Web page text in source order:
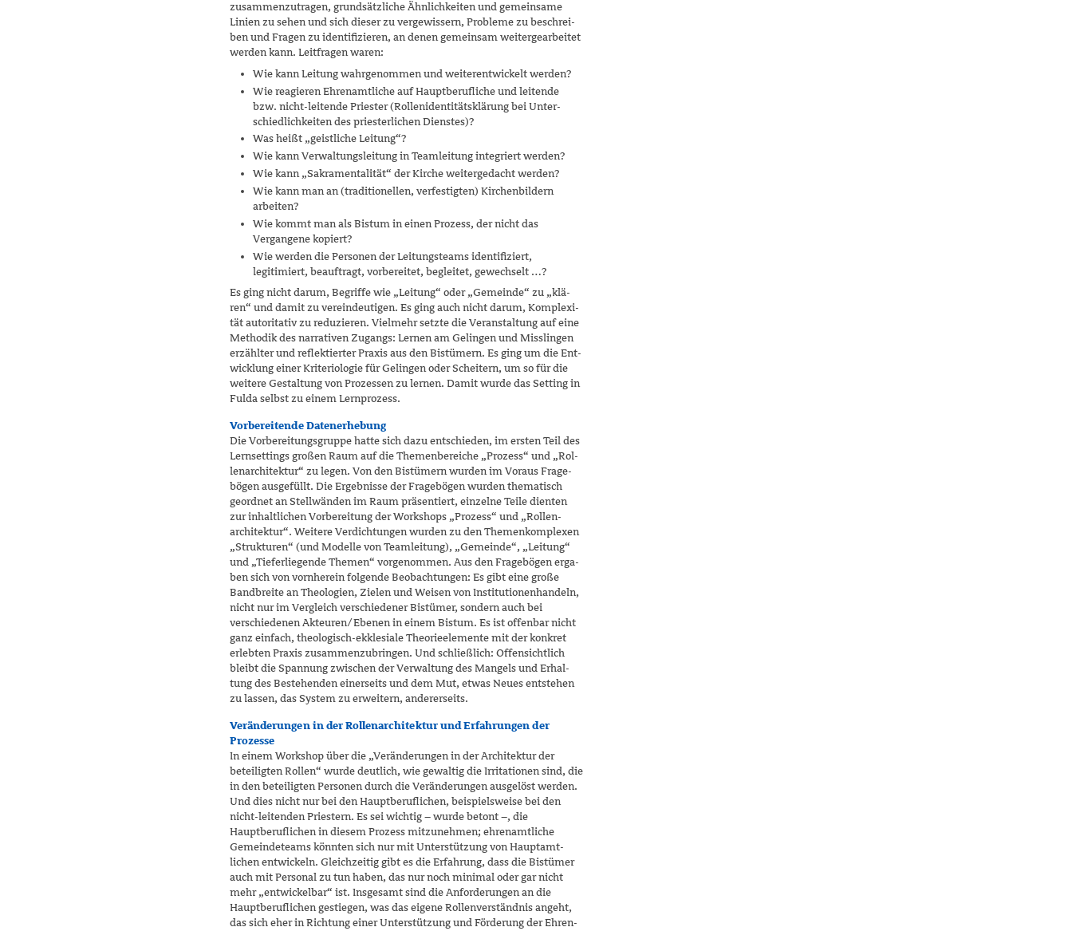
zusammenzutragen, grundsätzliche Ähnlichkeiten und gemeinsame
Linien zu sehen und sich dieser zu vergewissern, Probleme zu beschrei­
ben und Fragen zu identifizieren, an denen gemeinsam weitergearbei­tet
werden kann. Leitfragen waren:
Wie kann Leitung wahrgenommen und weiterentwickelt werden?
Wie reagieren Ehrenamtliche auf Hauptberufliche und leitende
bzw. nicht-leitende Priester (Rollenidentitätsklärung bei Unter­
schied­lichkeiten des priesterlichen Dienstes)?
Was heißt „geistliche Leitung“?
Wie kann Verwaltungsleitung in Teamleitung integriert werden?
Wie kann „Sakramentalität“ der Kirche weitergedacht werden?
Wie kann man an (traditionellen, verfestigten) Kirchenbildern
arbeiten?
Wie kommt man als Bistum in einen Prozess, der nicht das
Vergangene kopiert?
Wie werden die Personen der Leitungsteams identifiziert,
legitimiert, beauftragt, vorbereitet, begleitet, gewechselt …?
Es ging nicht darum, Begriffe wie „Leitung“ oder „Gemeinde“ zu „klä­
ren“ und damit zu vereindeutigen. Es ging auch nicht darum, Komplexi­
tät autoritativ zu reduzieren. Vielmehr setzte die Veranstaltung auf eine
Methodik des narrativen Zugangs: Lernen am Gelingen und Misslingen
erzählter und reflektierter Praxis aus den Bistümern. Es ging um die Ent­
wicklung einer Kriteriologie für Gelingen oder Scheitern, um so für die
weitere Gestaltung von Prozessen zu lernen. Damit wurde das Setting in
Fulda selbst zu einem Lernprozess.
Vorbereitende Datenerhebung
Die Vorbereitungsgruppe hatte sich dazu entschieden, im ersten Teil des
Lernsettings großen Raum auf die Themenbereiche „Prozess“ und „Rol­
lenarchitektur“ zu legen. Von den Bistümern wurden im Voraus Frage­
bögen ausgefüllt. Die Ergebnisse der Fragebögen wurden thematisch
geordnet an Stellwänden im Raum präsentiert, einzelne Teile dienten
zur inhaltlichen Vorbereitung der Workshops „Prozess“ und „Rollen­
architektur“. Weitere Verdichtungen wurden zu den Themenkomplexen
„Strukturen“ (und Modelle von Teamleitung), „Gemeinde“, „Leitung“
und „Tieferliegende Themen“ vorgenommen. Aus den Fragebögen erga­
ben sich von vornherein folgende Beobachtungen: Es gibt eine große
Bandbreite an Theologien, Zielen und Weisen von Institutionenhan­deln,
nicht nur im Vergleich verschiedener Bistümer, sondern auch bei
verschiedenen Akteuren/Ebenen in einem Bistum. Es ist offenbar nicht
ganz einfach, theologisch-ekklesiale Theorieelemente mit der konkret
erlebten Praxis zusammenzubringen. Und schließlich: Offensichtlich
bleibt die Spannung zwischen der Verwaltung des Mangels und Erhal­
tung des Bestehenden einerseits und dem Mut, etwas Neues entstehen
zu lassen, das System zu erweitern, andererseits.
Veränderungen in der Rollenarchitektur und Erfahrungen der
Prozesse
In einem Workshop über die „Veränderungen in der Architektur der
beteiligten Rollen“ wurde deutlich, wie gewaltig die Irritationen sind, die
in den beteiligten Personen durch die Veränderungen ausgelöst werden.
Und dies nicht nur bei den Hauptberuflichen, beispielsweise bei den
nicht-leitenden Priestern. Es sei wichtig – wurde betont –, die
Hauptberuflichen in diesem Prozess mitzunehmen; ehrenamtliche
Gemeindeteams könnten sich nur mit Unterstützung von Hauptamt­
lichen entwickeln. Gleichzeitig gibt es die Erfahrung, dass die Bistümer
auch mit Personal zu tun haben, das nur noch minimal oder gar nicht
mehr „entwickelbar“ ist. Insgesamt sind die Anforderungen an die
Hauptberuflichen gestiegen, was das eigene Rollenverständnis angeht,
das sich eher in Richtung einer Unterstützung und Förderung der Ehren­